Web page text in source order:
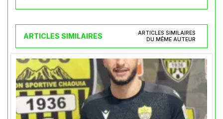
ARTICLES SIMILAIRES
ARTICLES SIMILAIRES
DU MÊME AUTEUR